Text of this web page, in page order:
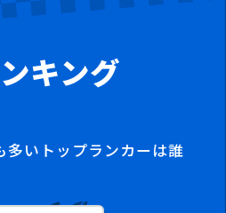
キング
多いトップランカーは誰